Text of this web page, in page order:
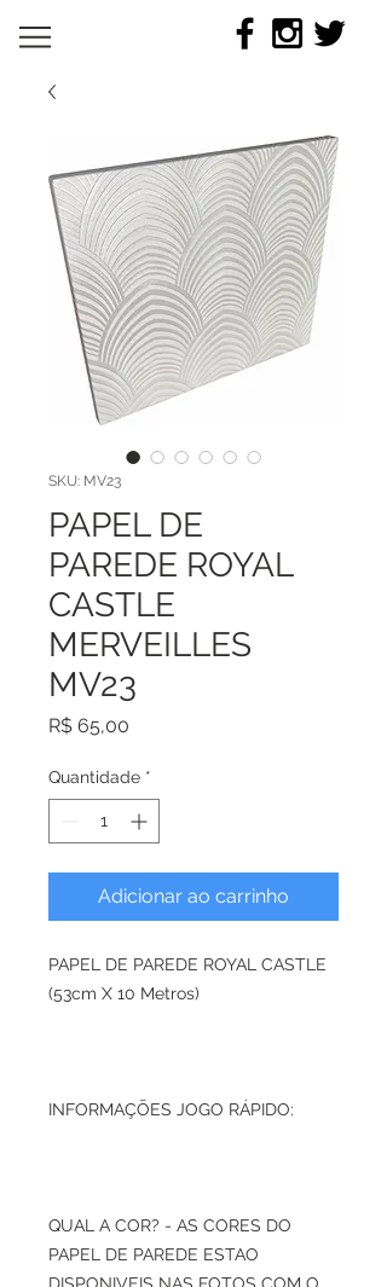
SKU: MV23
PAPEL DE
PAREDE ROYAL
CASTLE
MERVEILLES
MV23
R$ 65,00
Quantidade *
Adicionar ao carrinho
PAPEL DE PAREDE ROYAL CASTLE
(53cm X 10 Metros)
INFORMAÇÕES JOGO RÁPIDO:
QUAL A COR? - AS CORES DO
PAPEL DE PAREDE ESTAO